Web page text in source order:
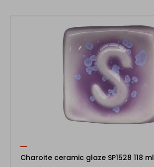
Charoite ceramic glaze SP1528 118 ml